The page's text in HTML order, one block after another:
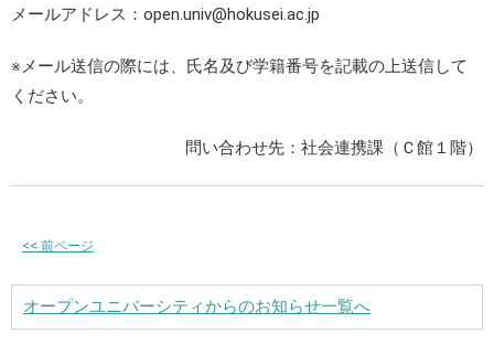
メールアドレス：open.univ@hokusei.ac.jp
※メール送信の際には、氏名及び学籍番号を記載の上送信して
ください。
問い合わせ先：社会連携課（Ｃ館１階）
<< 前ページ
オープンユニバーシティからのお知らせ一覧へ